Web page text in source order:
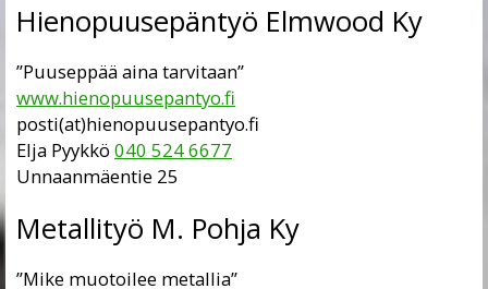
Hienopuusepäntyö Elmwood Ky
”Puuseppää aina tarvitaan”
www.hienopuusepantyo.fi
posti(at)hienopuusepantyo.fi
Elja Pyykkö 040 524 6677
Unnaanmäentie 25
Metallityö M. Pohja Ky
”Mike muotoilee metallia”